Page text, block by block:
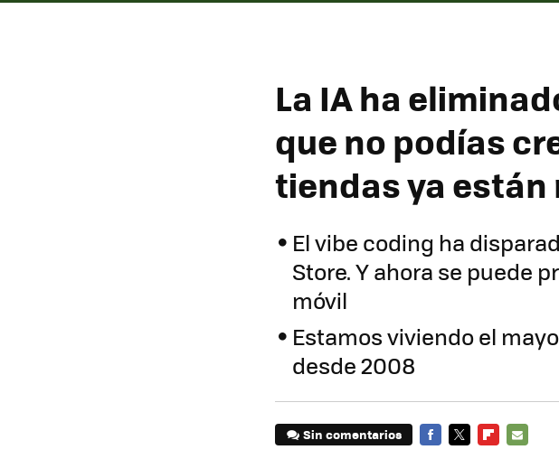
La IA ha
que no podías
tiendas ya
El vibe coding ha
Store. Y ahora se puede
móvil
Estamos viviendo el
desde 2008
Sin comentarios